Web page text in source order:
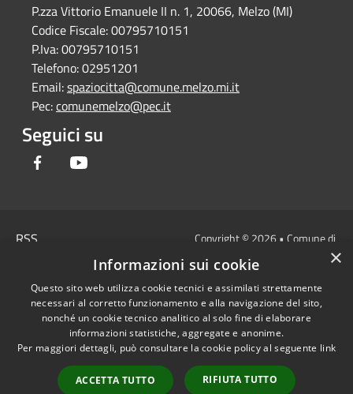
P.zza Vittorio Emanuele II n. 1, 20066, Melzo (MI)
Codice Fiscale:00795710151
P.Iva:00795710151
Telefono:02951201
Email:spaziocitta@comune.melzo.mi.it
Pec:comunemelzo@pec.it
Seguici su
Facebook
RSS
Cookie
Mappa del sito
Area Interna
Dichiarazione di
accessibilità e/o
Copyright © 2026 • Comune di
Melzo - Città Metropolitana di
Milano • Powered by
Municipium•Accesso
redazione
×
Informazioni sui cookie
Questo sito web utilizza cookie tecnici e assimilati strettamente
necessari al corretto funzionamento e alla navigazione del sito,
nonché un cookie tecnico analitico al solo fine di elaborare
informazioni statistiche, aggregate e anonime.
Per maggiori dettagli, può consultare la cookie policy al seguente link
ACCETTA TUTTO RIFIUTA TUTTO